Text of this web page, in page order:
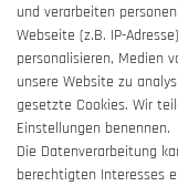
und verarbeiten
Webseite (z.B. IP-
personalisieren, Medien
unsere Website zu
gesetzte Cookies. Wir
Einstellungen benennen.
Die Datenverarbeitung
berechtigten Interesses